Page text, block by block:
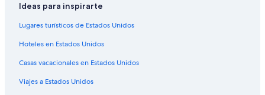
Cabañas en Ecuador
Ideas para inspirarte
Lugares turísticos de Estados Unidos
Hoteles en Estados Unidos
Casas vacacionales en Estados Unidos
Viajes a Estados Unidos